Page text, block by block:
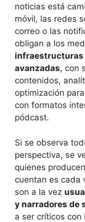
noticias está
móvil, las redes
correo o las
obligan a los
infraestructuras
avanzadas, con
contenidos,
optimización
con formatos
pódcast.
Si se observa
perspectiva, se
quienes
cuentan es cada
son a la vez
y narradores de
a ser críticos con